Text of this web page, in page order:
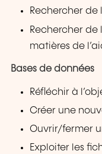
Rechercher de
Rechercher de
matières de
Bases de données
Réfléchir à
Créer une
Ouvrir/fermer
Exploiter les